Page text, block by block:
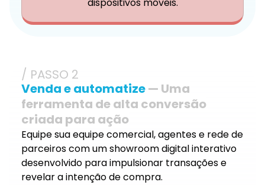
dispositivos móveis.
/ PASSO 2
Venda e automatize— Uma
ferramenta de alta conversão
criada para ação
Equipe sua equipe comercial, agentes e rede de
parceiros com um showroom digital interativo
desenvolvido para impulsionar transações e
revelar a intenção de compra.